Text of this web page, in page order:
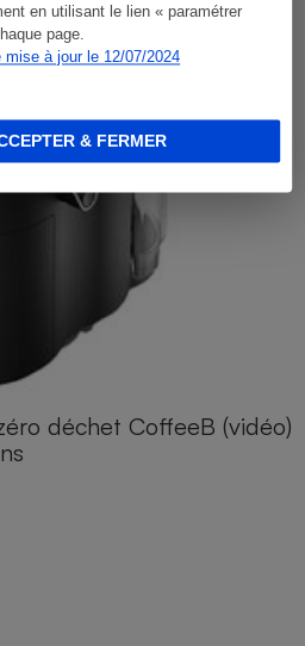
en utilisant le lien « paramétrer
page.
à jour le 12/07/2024
& FERMER
déchet CoffeeB (vidéo)